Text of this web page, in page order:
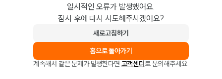
일시적인 오류가 발생했어요.
잠시 후에 다시 시도해주시겠어요?
새로고침하기
홈으로 돌아가기
계속해서 같은 문제가 발생한다면 고객센터로 문의해주세요.